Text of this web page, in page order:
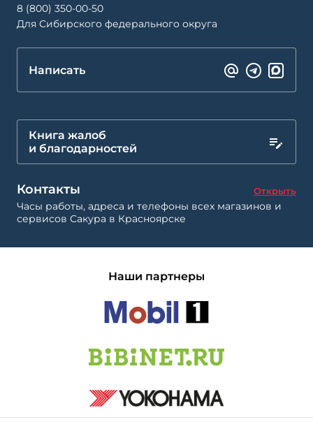
8 (800) 350-00-50
Для Сибирского федерального округа
Написать
Книга жалоб
и благодарностей
Контакты Открыть
Часы работы, адреса и телефоны всех магазинов и
сервисов Сакура в Красноярске
Наши партнеры